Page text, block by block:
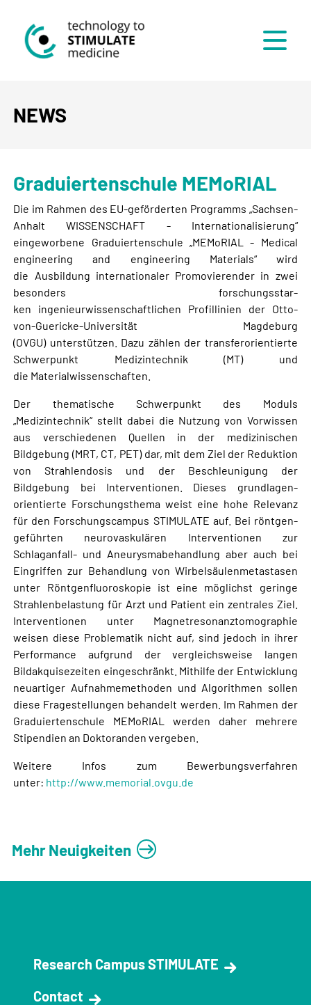
Menü
NEWS
Graduiertenschule MEMoRIAL
Die im Rahmen des EU-geförderten Programms „Sachsen-
Anhalt WISSENSCHAFT - Internationalisierung“
eingeworbene Graduiertenschule „MEMoRIAL - Medical
engineering and engineering Materials“ wird
die Ausbildung internationaler Promovierender in zwei
besonders forschungs­star­
ken ingenieurwissenschaftlichen Profillinien der Otto-
von-Guericke-Universität Magdeburg
(OVGU) unterstützen. Dazu zählen der transferorientierte
Schwerpunkt Medizintechnik (MT) und
die Materialwissenschaften.
Der thematische Schwerpunkt des Moduls
„Medizintechnik“ stellt dabei die Nutzung von Vorwissen
aus verschiedenen Quellen in der medizinischen
Bildgebung (MRT, CT, PET) dar, mit dem Ziel der Reduktion
von Strahlendosis und der Beschleunigung der
Bildgebung bei Interventionen. Dieses grundlagen-
orientierte Forschungsthema weist eine hohe Relevanz
für den Forschungscampus STIMULATE auf. Bei röntgen-
geführten neurovaskulären Interventionen zur
Schlaganfall- und Aneurysmabehandlung aber auch bei
Eingriffen zur Behandlung von Wirbelsäulenmetastasen
unter Röntgenfluoroskopie ist eine möglichst geringe
Strahlenbelastung für Arzt und Patient ein zentrales Ziel.
Interventionen unter Magnetresonanztomographie
weisen diese Problematik nicht auf, sind jedoch in ihrer
Performance aufgrund der vergleichsweise langen
Bildakquisezeiten eingeschränkt. Mithilfe der Entwicklung
neuartiger Aufnahmemethoden und Algorithmen sollen
diese Fragestellungen behandelt werden. Im Rahmen der
Graduiertenschule MEMoRIAL werden daher mehrere
Stipendien an Doktoranden vergeben.
Weitere Infos zum Bewerbungsverfahren
unter: http://www.memorial.ovgu.de
Mehr Neuigkeiten
Research Campus STIMULATE
Contact